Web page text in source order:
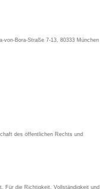
von-Bora-Straße 7-13, 80333 München
des öffentlichen Rechts und
Für die Richtigkeit, Vollständigkeit und